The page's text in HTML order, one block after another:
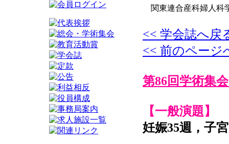
関東連合産科婦人科
<< 学会誌へ戻
<< 前のページ
第86回学術集会
【一般演題】
妊娠35週，子